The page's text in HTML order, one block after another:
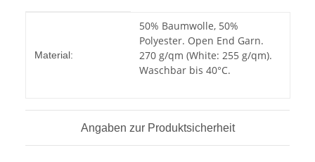
Material:
50% Baumwolle, 50%
Polyester. Open End Garn.
270 g/qm (White: 255 g/qm).
Waschbar bis 40°C.
Angaben zur Produktsicherheit